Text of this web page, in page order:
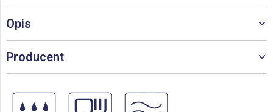
Opis
Producent